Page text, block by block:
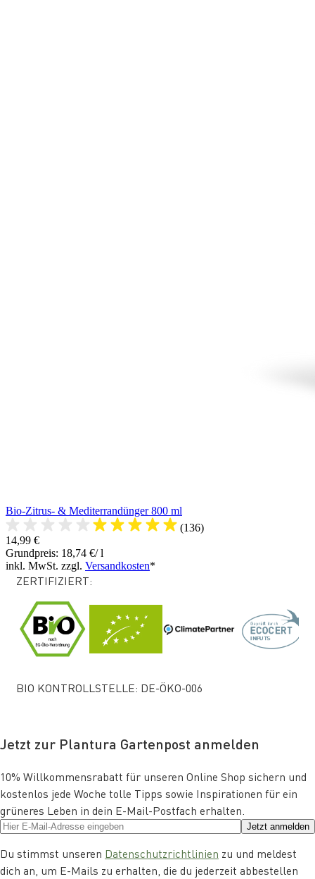
Bio-Zitrus- & Mediterrandünger 800 ml
(136)
14,99 €
Grundpreis: 18,74 €/ l
inkl. MwSt. zzgl. Versandkosten*
ZERTIFIZIERT:
BIO KONTROLLSTELLE: DE-ÖKO-006
Jetzt zur Plantura Gartenpost anmelden
10% Willkommensrabatt für unseren Online Shop sichern und
kostenlos jede Woche tolle Tipps sowie Inspirationen für ein
grüneres Leben in dein E-Mail-Postfach erhalten.
Jetzt anmelden
Du stimmst unseren Datenschutzrichtlinien zu und meldest
dich an, um E-Mails zu erhalten, die du jederzeit abbestellen